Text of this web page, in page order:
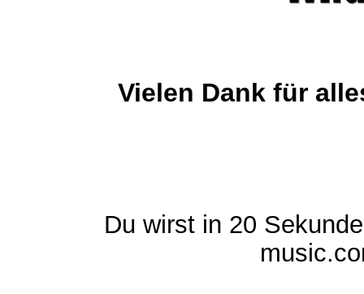
Vielen Dank für
Du wirst in 20